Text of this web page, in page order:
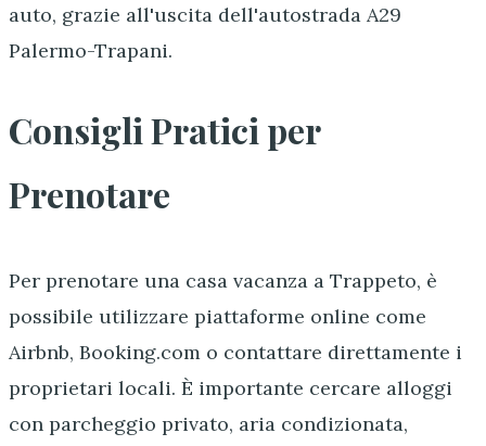
auto, grazie all'uscita dell'autostrada A29
Palermo-Trapani.
Consigli Pratici per
Prenotare
Per prenotare una casa vacanza a Trappeto, è
possibile utilizzare piattaforme online come
Airbnb, Booking.com o contattare direttamente i
proprietari locali. È importante cercare alloggi
con parcheggio privato, aria condizionata,